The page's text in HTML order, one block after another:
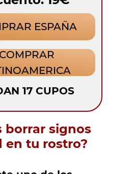
borrar signos
en tu rostro?
17 CUPOS
ESPAÑA
COMPRAR